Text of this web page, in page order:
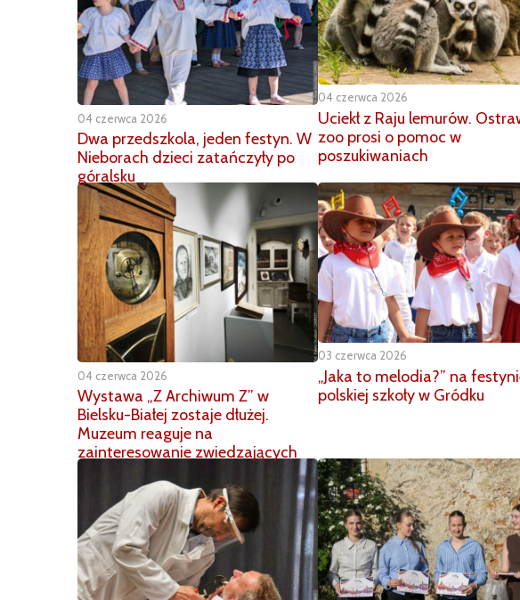
04 czerwca 2026
Dwa przedszkola, jeden festyn. W
Nieborach dzieci zatańczyły po
góralsku
04 czerwca 2026
Uciekł z Raju lemurów.
zoo prosi o pomoc w
poszukiwaniach
04 czerwca 2026
Wystawa „Z Archiwum Z” w
Bielsku-Białej zostaje dłużej.
Muzeum reaguje na
zainteresowanie zwiedzających
03 czerwca 2026
„Jaka to melodia?” na
polskiej szkoły w Gródku